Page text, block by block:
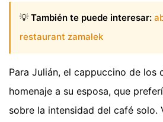
💡 También te puede interesar:
restaurant zamalek
Para Julián, el cappuccino de los
homenaje a su esposa, que
sobre la intensidad del café solo.